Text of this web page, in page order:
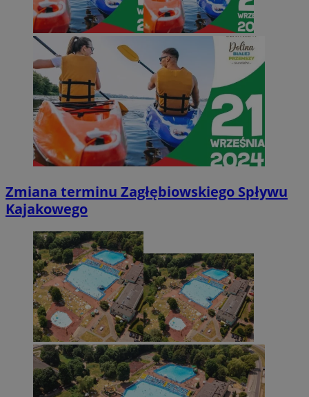
Zmiana terminu Zagłębiowskiego Spływu
Kajakowego